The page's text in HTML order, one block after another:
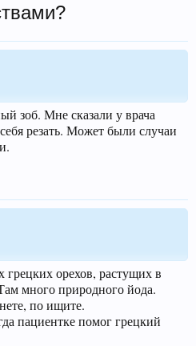
зоб. Мне сказали у врача
резать. Может были случаи
орехов, растущих в
много природного йода.
по ищите.
пациентке помог грецкий